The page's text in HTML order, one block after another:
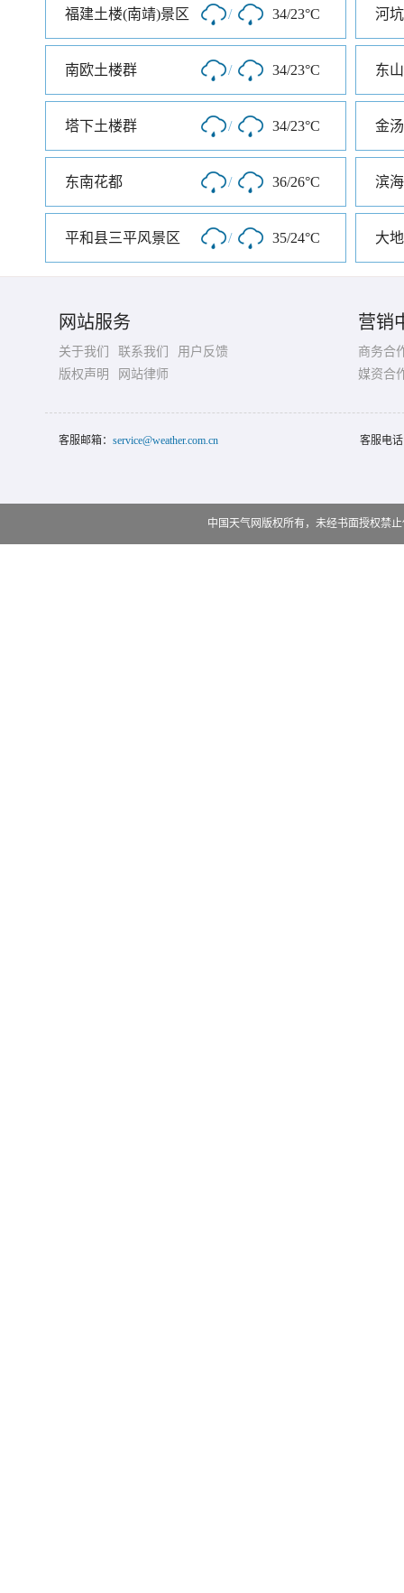
福建土楼(南靖)景区 / 34/23°C 河
南欧土楼群 / 34/23°C 东
塔下土楼群 / 34/23°C
东南花都 / 36/26°C
平和县三平风景区 / 35/24°C 大
网站服务
关于我们 联系我们
用户反馈
版权声明
网站律师
营销
商务合
媒资合
客服邮箱： service@weather.com.cn 客服电
中国天气网版权所有，未经书面授权